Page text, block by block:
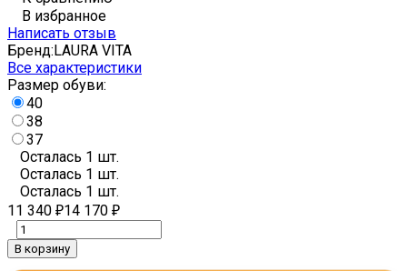
В избранное
Написать отзыв
Бренд:LAURA VITA
Все характеристики
Размер обуви:
40
38
37
Осталась 1 шт.
Осталась 1 шт.
Осталась 1 шт.
11 340 ₽14 170 ₽
В корзину